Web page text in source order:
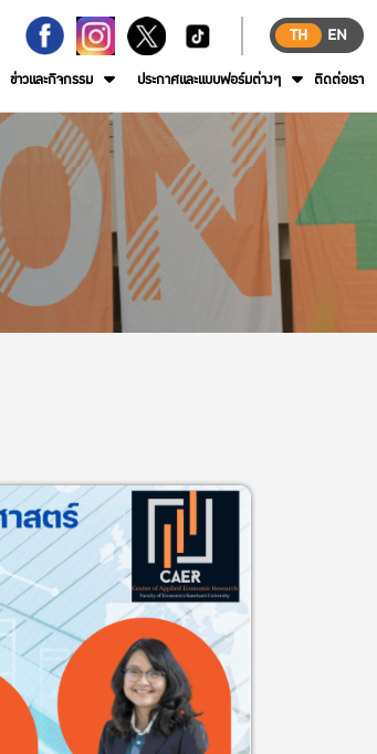
TH
EN
ข่าวและกิจกรรม ประกาศและแบบฟอร์มต่างๆ ติดต่อเรา